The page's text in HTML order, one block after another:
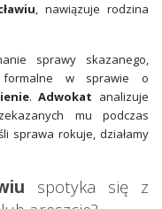
, nawiązuje rodzina
sprawy skazanego,
formalne w sprawie o
.Adwokat analizuje
mu podczas
sprawa rokuje, działamy
spotyka się z